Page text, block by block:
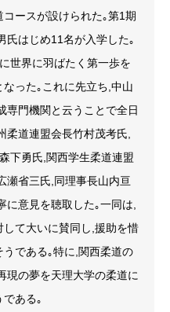
ースが設けられた｡第1期
氏はじめ11名が入学した｡
世界に羽ばたく第一歩を
った｡これに先立ち,中山
専門機関と云うことで全日
柔道連盟会長竹村茂考氏,
下勇氏,関西学生柔道連盟
瀬省三氏,同理事長山内亘
に意見を聴取した｡一同は,
て大いに賛同し,援助を惜
である｡特に,関西柔道の
現の夢を天理大学の柔道に
ある｡